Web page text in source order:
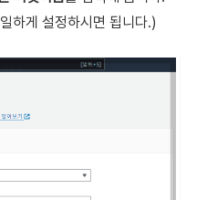
하게 설정하시면 됩니다.)